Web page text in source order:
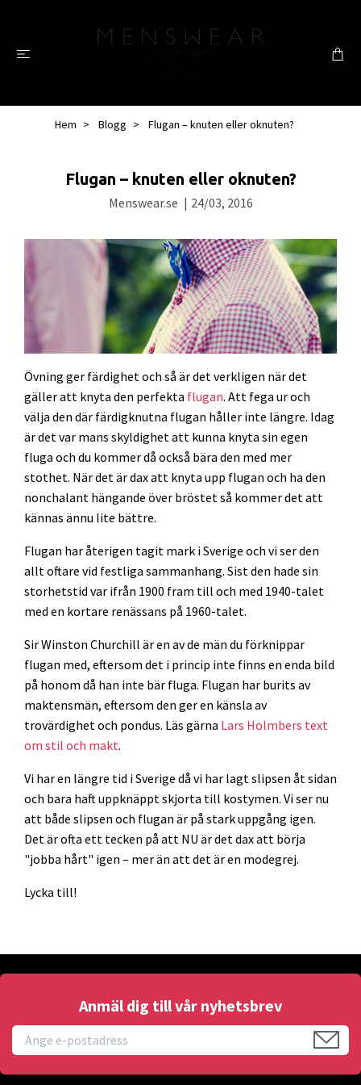
Hem Blogg Flugan – knuten eller oknuten?
Flugan – knuten eller oknuten?
Menswear.se | 24/03, 2016
Övning ger färdighet och så är det verkligen när det
gäller att knyta den perfekta flugan. Att fega ur och
välja den där färdigknutna flugan håller inte längre. Idag
är det var mans skyldighet att kunna knyta sin egen
fluga och du kommer då också bära den med mer
stothet. När det är dax att knyta upp flugan och ha den
nonchalant hängande över bröstet så kommer det att
kännas ännu lite bättre.
Flugan har återigen tagit mark i Sverige och vi ser den
allt oftare vid festliga sammanhang. Sist den hade sin
storhetstid var ifrån 1900 fram till och med 1940-talet
med en kortare renässans på 1960-talet.
Sir Winston Churchill är en av de män du förknippar
flugan med, eftersom det i princip inte finns en enda bild
på honom då han inte bär fluga. Flugan har burits av
maktensmän, eftersom den ger en känsla av
trovärdighet och pondus. Läs gärna Lars Holmbers text
om stil och makt.
Vi har en längre tid i Sverige då vi har lagt slipsen åt sidan
och bara haft uppknäppt skjorta till kostymen. Vi ser nu
att både slipsen och flugan är på stark uppgång igen.
Det är ofta ett tecken på att NU är det dax att börja
"jobba hårt" igen – mer än att det är en modegrej.
Lycka till!
Anmäl dig till vår nyhetsbrev